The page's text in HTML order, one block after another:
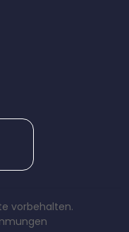
vorbehalten.